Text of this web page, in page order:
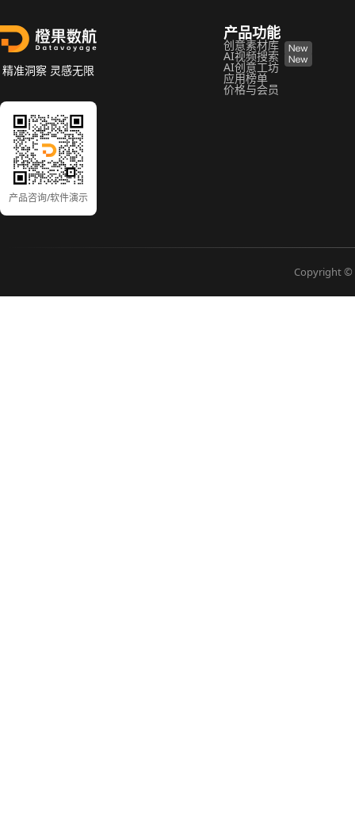
精准洞察 灵感无限
产品咨询/软件演示
产品功能
创意素材库
AI视频搜索
AI创意工坊
应用榜单
价格与会员
Copyright ©